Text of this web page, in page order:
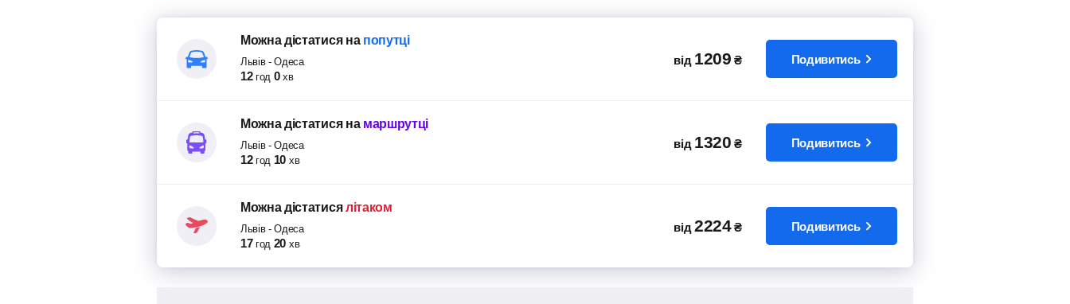
Можна дістатисяна попутці
Львів-Одеса
12 год 0 хв
від 1209 ₴ Подивитись
Можна дістатисяна маршрутці
Львів-Одеса
12 год 10 хв
від 1320 ₴ Подивитись
Можна дістатися літаком
Львів-Одеса
17 год 20 хв
від 2224 ₴ Подивитись